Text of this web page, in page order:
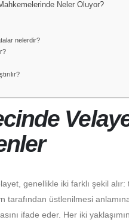
Neler Oluyor?
nelerdir?
genellikle iki farklı şekil
tarafından üstlenilmesi
ifade eder. Her iki